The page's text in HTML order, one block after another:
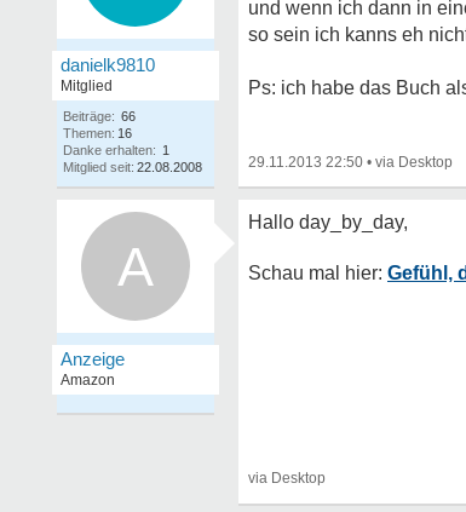
danielk9810
Mitglied
Beiträge: 66
Themen: 16
Danke erhalten: 1
Mitglied seit: 22.08.2008
und wenn ich dann in
so sein ich kanns eh
Ps: ich habe das Buch
29.11.2013 22:50 •
A Gefühl,